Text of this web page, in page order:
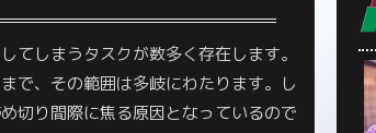
てしまうタスクが数多く存在します。
で、その範囲は多岐にわたります。し
切り間際に焦る原因となっているので